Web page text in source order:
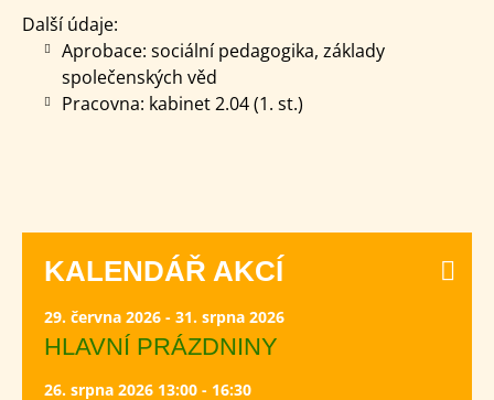
Další údaje:
Aprobace: sociální pedagogika, základy
společenských věd
Pracovna: kabinet 2.04 (1. st.)
KALENDÁŘ AKCÍ
29. června 2026 - 31. srpna 2026
HLAVNÍ PRÁZDNINY
26. srpna 2026 13:00 - 16:30